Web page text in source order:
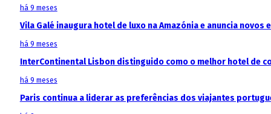
há 9 meses
Vila Galé inaugura hotel de luxo na Amazónia e anuncia
há 9 meses
InterContinental Lisbon distinguido como o melhor hotel de
há 9 meses
Paris continua a liderar as preferências dos viajantes